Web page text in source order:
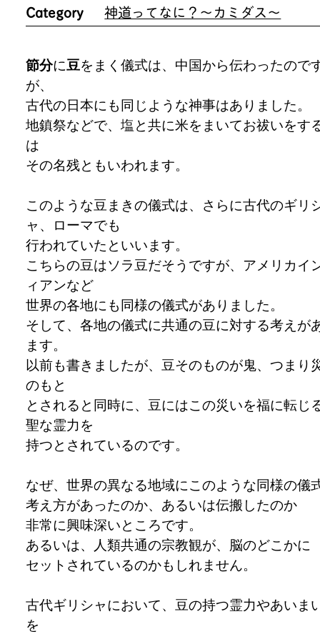
Category
神道ってなに？～カミダス～
節分に豆をまく儀式は、中国から伝わったので
が、
古代の日本にも同じような神事はありました。
地鎮祭などで、塩と共に米をまいてお祓いをす
は
その名残ともいわれます。
このような豆まきの儀式は、さらに古代のギリ
ャ、ローマでも
行われていたといいます。
こちらの豆はソラ豆だそうですが、アメリカイ
ィアンなど
世界の各地にも同様の儀式がありました。
そして、各地の儀式に共通の豆に対する考えが
ます。
以前も書きましたが、豆そのものが鬼、つまり
のもと
とされると同時に、豆にはこの災いを福に転じ
聖な霊力を
持つとされているのです。
なぜ、世界の異なる地域にこのような同様の儀
考え方があったのか、あるいは伝搬したのか
非常に興味深いところです。
あるいは、人類共通の宗教観が、脳のどこかに
セットされているのかもしれません。
古代ギリシャにおいて、豆の持つ霊力やあいま
を